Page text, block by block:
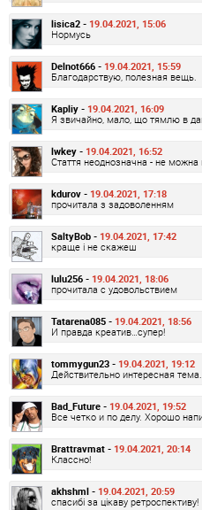
lisica2 - 19.04.2021, 15:06
Нормусь
Delnot666 - 19.04.2021, 15:59
Благодарствую, полезная вещь.
Kapliy - 19.04.2021, 16:09
Я звичайно, мало, що тямлю в
lwkey - 19.04.2021, 16:52
Стаття неоднозначна - не можна
kdurov - 19.04.2021, 17:18
прочитала з задоволенням
SaltyBob - 19.04.2021, 17:42
краще і не скажеш
lulu256 - 19.04.2021, 18:06
прочитала с удовольствием
Tatarena085 - 19.04.2021, 18:56
И правда креатив…супер!
tommygun23 - 19.04.2021, 19:12
Действительно интересная тема.
Bad_Future - 19.04.2021, 19:52
Все четко и по делу. Хорошо
Brattravmat - 19.04.2021, 20:14
Классно!
akhshml - 19.04.2021, 20:59
спасибі за цікаву ретроспективу!